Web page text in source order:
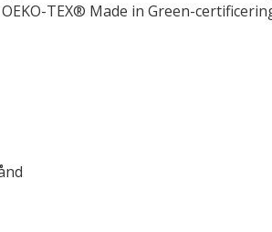
TEX® Made in Green-